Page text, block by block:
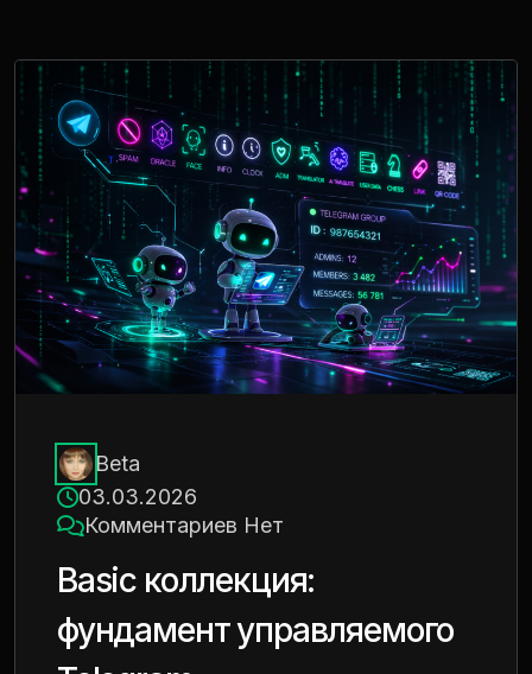
Βeta
03.03.2026
Комментариев Нет
Basic коллекция:
фундамент управляемого